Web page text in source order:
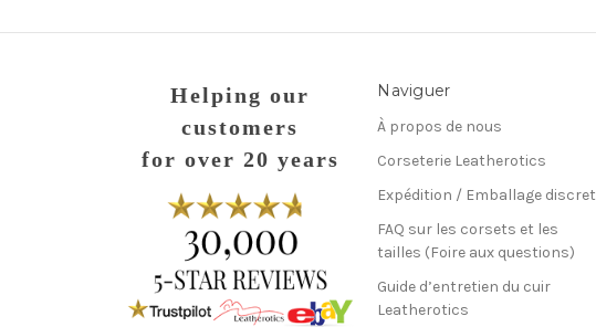
Helping our
customers
for over 20 years
Naviguer
À propos de nous
Corseterie Leatherotics
Expédition / Emballage discret
FAQ sur les corsets et les
tailles (Foire aux questions)
Guide d’entretien du cuir
Leatherotics